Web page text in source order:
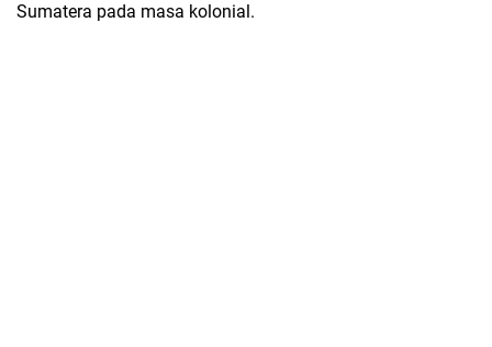
Sumatera pada masa kolonial.